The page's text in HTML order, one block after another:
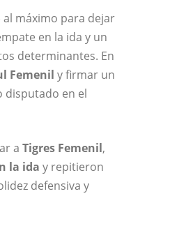
máximo para dejar
en la ida y un
determinantes. En
Femenil y firmar un
disputado en el
a Tigres Femenil,
la ida y repitieron
defensiva y